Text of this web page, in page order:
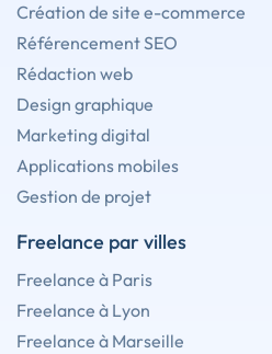
Création de site e-commerce
Référencement SEO
Rédaction web
Design graphique
Marketing digital
Applications mobiles
Gestion de projet
Freelance par villes
Freelance à Paris
Freelance à Lyon
Freelance à Marseille